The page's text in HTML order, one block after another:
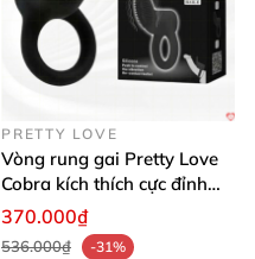
PRETTY LOVE
Vòng rung gai Pretty Love
Cobra kích thích cực đỉnh
trải nghiệm
370.000₫
536.000₫
-31%